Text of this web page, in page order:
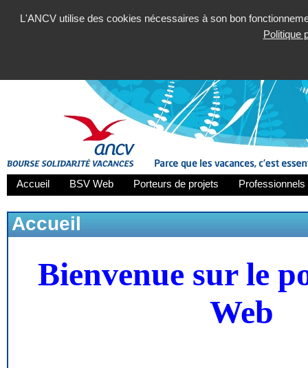
L'ANCV utilise des cookies nécessaires à son bon
Politique
Accueil BSV Web Porteurs de projets
Accueil
Bienvenue sur le
Web